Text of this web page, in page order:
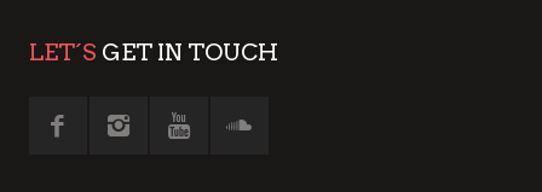
LET´S GET IN TOUCH